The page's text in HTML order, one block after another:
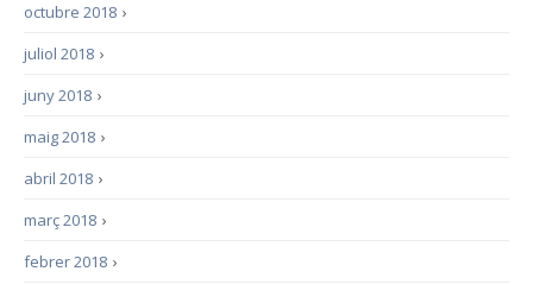
›
octubre 2018
›
juliol 2018
›
juny 2018
›
maig 2018
›
abril 2018
›
març 2018
›
febrer 2018